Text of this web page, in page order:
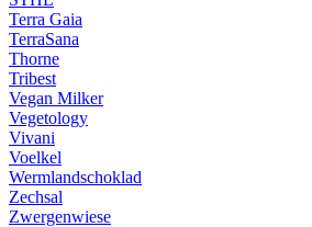
Terra Gaia
TerraSana
Thorne
Tribest
Vegan Milker
Vegetology
Vivani
Voelkel
Wermlandschoklad
Zechsal
Zwergenwiese